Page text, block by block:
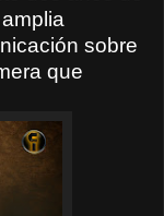
sobre
que